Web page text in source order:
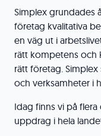
Simplex grundades
företag kvalitativa
en väg ut i
rätt kompetens och
rätt företag.
och verksamheter i
Idag finns vi på
uppdrag i hela